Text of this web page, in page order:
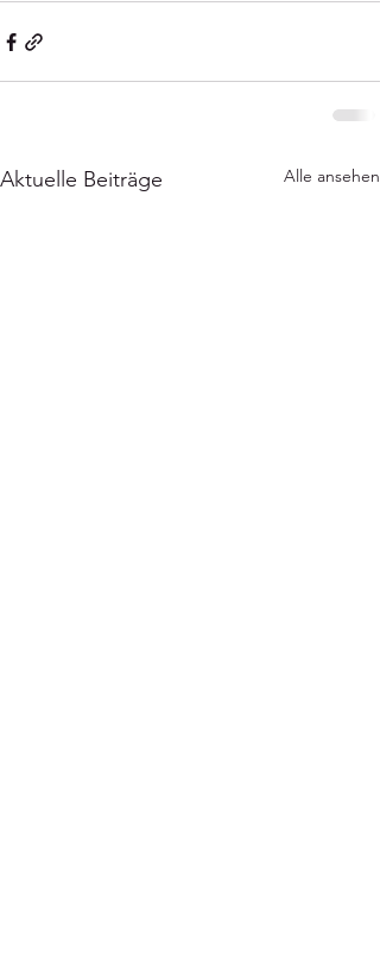
Aktuelle Beiträge Alle ansehen